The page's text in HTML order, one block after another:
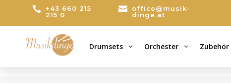
 +43 660 215
215 0

office@musik-
dinge.at
Drumsets 3 Orchester 3 Zubehör